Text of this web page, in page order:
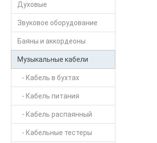
Духовые
Звуковое оборудование
Баяны и аккордеоны
Музыкальные кабели
- Кабель в бухтах
- Кабель питания
- Кабель распаянный
- Кабельные тестеры